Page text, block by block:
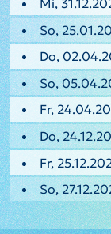
Mi,
So,
Do,
So,
Fr,
Do,
Fr,
So,